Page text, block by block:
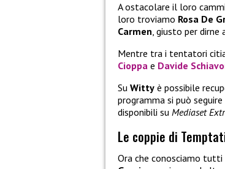
A ostacolare il loro
loro troviamo Rosa De
Carmen, giusto per dirne
Mentre tra i tentatori
Cioppa e Davide
Su Witty è possibile
programma si può seguire
disponibili su Mediaset
Le coppie di
Ora che conosciamo